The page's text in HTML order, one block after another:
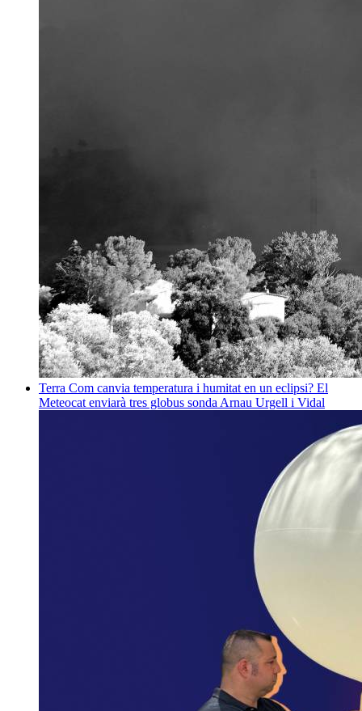
Terra Com canvia temperatura i humitat en un eclipsi? El
Meteocat enviarà tres globus sonda Arnau Urgell i Vidal